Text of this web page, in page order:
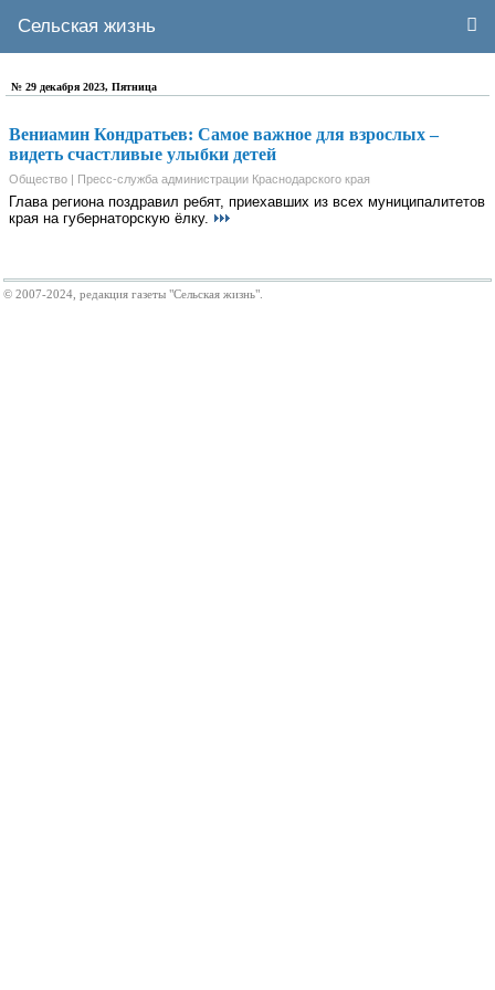
Сельская жизнь
№ 29 декабря 2023, Пятница
Вениамин Кондратьев: Самое важное для взрослых –
видеть счастливые улыбки детей
Общество | Пресс-служба администрации Краснодарского края
Глава региона поздравил ребят, приехавших из всех муниципалитетов
края на губернаторскую ёлку.
© 2007-2024, редакция газеты "Сельская жизнь".